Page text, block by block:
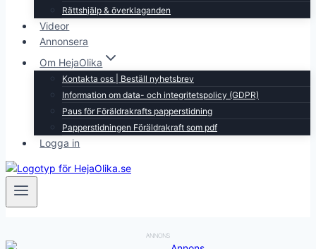
Rättshjälp & överklaganden
Videor
Annonsera
Om HejaOlika
Kontakta oss | Beställ nyhetsbrev
Information om data- och integritetspolicy (GDPR)
Paus för Föräldrakrafts papperstidning
Papperstidningen Föräldrakraft som pdf
Logga in
ANNONS